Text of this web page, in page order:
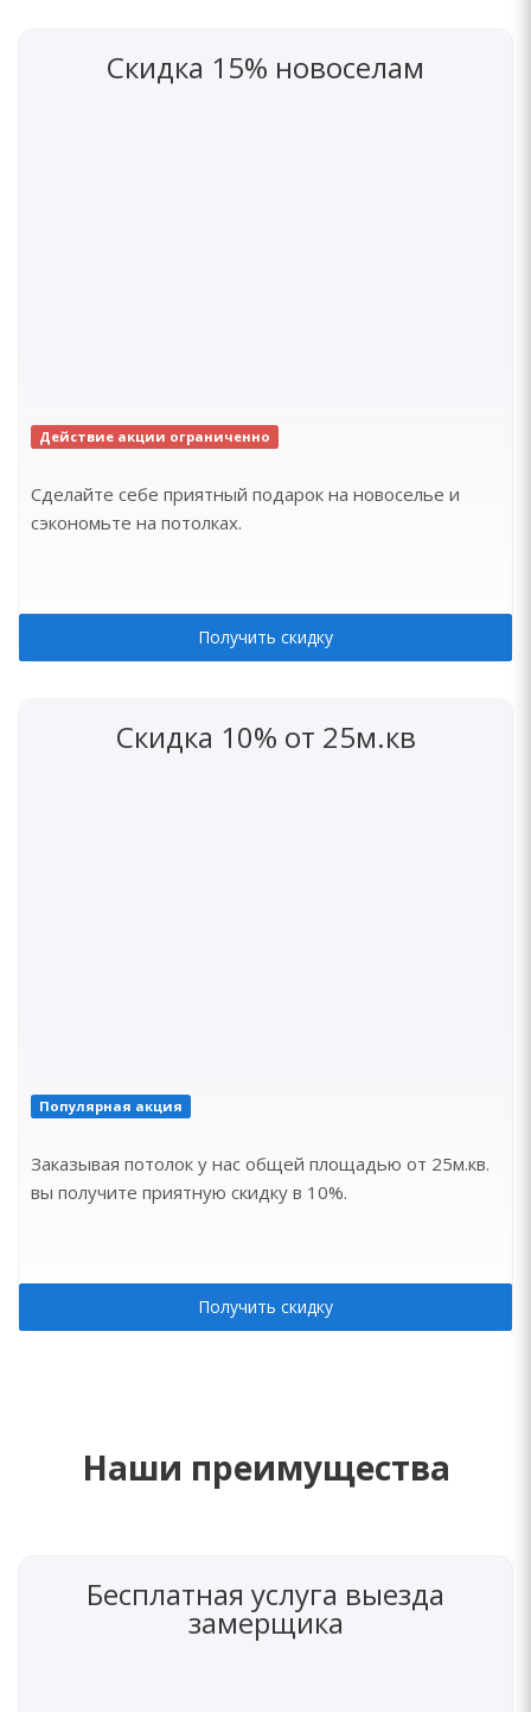
Скидка 15% новоселам
Действие акции ограниченно
Сделайте себе приятный подарок на новоселье и
сэкономьте на потолках.
Получить скидку
Скидка 10% от 25м.кв
Популярная акция
Заказывая потолок у нас общей площадью от 25м.кв.
вы получите приятную скидку в 10%.
Получить скидку
Наши преимущества
Бесплатная услуга выезда
замерщика